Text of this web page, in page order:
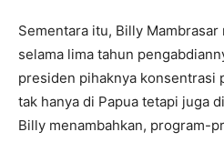
Sementara itu, Billy Mambrasar
selama lima tahun
presiden pihaknya konsentrasi
tak hanya di Papua tetapi juga
Billy menambahkan, program-